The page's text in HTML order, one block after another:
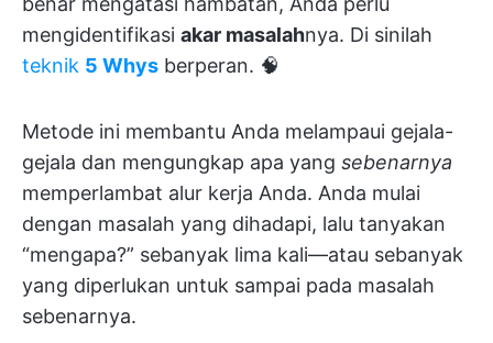
mengidentifikasi akar masalahnya. Di sinilah
teknik 5 Whys berperan. 🧠
Metode ini membantu Anda melampaui gejala-
gejala dan mengungkap apa yang sebenarnya
memperlambat alur kerja Anda. Anda mulai
dengan masalah yang dihadapi, lalu tanyakan
“mengapa?” sebanyak lima kali—atau sebanyak
yang diperlukan untuk sampai pada masalah
sebenarnya.